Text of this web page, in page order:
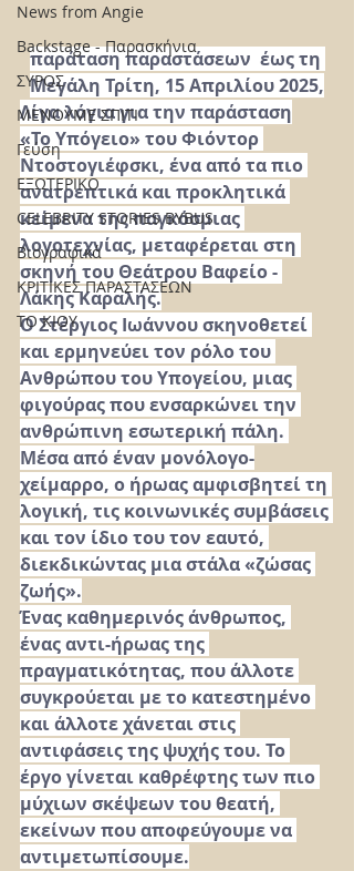
News from Angie
Backstage - Παρασκήνια
ΣΥΡΟΣ
ΜΕΝΟΥΜΕ ΣΠΙΤΙ
Γεύση
ΕΞΩΤΕΡΙΚΟ
CELEBRITY STORIES BYBUS
Βιογραφικά
ΚΡΙΤΙΚΕΣ ΠΑΡΑΣΤΑΣΕΩΝ
ΤΟ ΚΙΟΥ
παράταση παραστάσεων  έως τη
Μεγάλη Τρίτη, 15 Απριλίου 2025,
Λίγα λόγια για την παράσταση
«Το Υπόγειο» του Φιόντορ
Ντοστογιέφσκι, ένα από τα πιο
ανατρεπτικά και προκλητικά
κείμενα της παγκόσμιας
λογοτεχνίας, μεταφέρεται στη
σκηνή του Θεάτρου Βαφείο -
Λάκης Καραλής.
Ο Στέργιος Ιωάννου σκηνοθετεί
και ερμηνεύει τον ρόλο του
Ανθρώπου του Υπογείου, μιας
φιγούρας που ενσαρκώνει την
ανθρώπινη εσωτερική πάλη.
Μέσα από έναν μονόλογο-
χείμαρρο, ο ήρωας αμφισβητεί τη
λογική, τις κοινωνικές συμβάσεις
και τον ίδιο του τον εαυτό,
διεκδικώντας μια στάλα «ζώσας
ζωής».
Ένας καθημερινός άνθρωπος,
ένας αντι-ήρωας της
πραγματικότητας, που άλλοτε
συγκρούεται με το κατεστημένο
και άλλοτε χάνεται στις
αντιφάσεις της ψυχής του. Το
έργο γίνεται καθρέφτης των πιο
μύχιων σκέψεων του θεατή,
εκείνων που αποφεύγουμε να
αντιμετωπίσουμε.